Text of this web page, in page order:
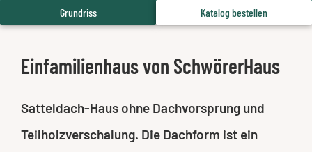
Grundriss Katalog bestellen
Einfamilienhaus von SchwörerHaus
Satteldach-Haus ohne Dachvorsprung und
Teilholzverschalung. Die Dachform ist ein